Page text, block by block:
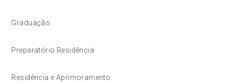
Graduação
Preparatório Residência
Residência e Aprimoramento